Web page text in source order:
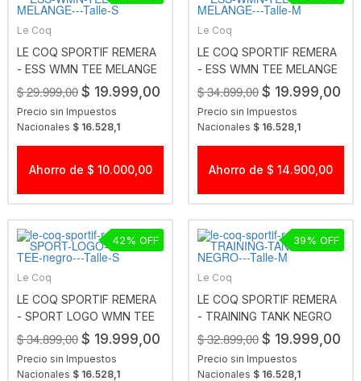
Le Coq
LE COQ SPORTIF REMERA
- ESS WMN TEE MELANGE
$ 29.999,00 $ 19.999,00
Precio sin Impuestos
Nacionales $ 16.528,1
Ahorro de $ 10.000,00
Le Coq
LE COQ SPORTIF REMERA
- ESS WMN TEE MELANGE
$ 34.899,00 $ 19.999,00
Precio sin Impuestos
Nacionales $ 16.528,1
Ahorro de $ 14.900,00
Le Coq
LE COQ SPORTIF REMERA
- SPORT LOGO WMN TEE
NEGRO
$ 34.899,00 $ 19.999,00
Precio sin Impuestos
Nacionales $ 16.528,1
42
Le Coq
LE COQ SPORTIF REMERA
- TRAINING TANK NEGRO
$ 32.899,00 $ 19.999,00
Precio sin Impuestos
Nacionales $ 16.528,1
39